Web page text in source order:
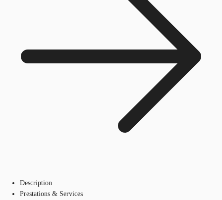
Description
Prestations & Services